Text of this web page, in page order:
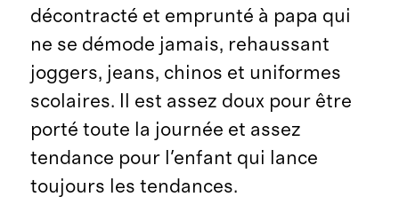
décontracté et emprunté à papa qui
ne se démode jamais, rehaussant
joggers, jeans, chinos et uniformes
scolaires. Il est assez doux pour être
porté toute la journée et assez
tendance pour l'enfant qui lance
toujours les tendances.